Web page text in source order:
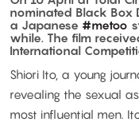
nominated Black Box
a Japanese #metoo
while. The film
International
Shiori Ito, a young
revealing the sexual
most influential men.